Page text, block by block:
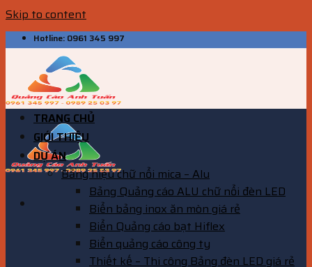
Skip to content
Hotline: 0961 345 997
TRANG CHỦ
GIỚI THIỆU
DỰ ÁN
Bảng hiệu chữ nổi mica – Alu
Bảng Quảng cáo ALU chữ nổi đèn LED
Biển bảng inox ăn mòn giá rẻ
Biển Quảng cáo bạt Hiflex
Biển quảng cáo công ty
Thiết kế – Thi công Bảng đèn LED giá rẻ